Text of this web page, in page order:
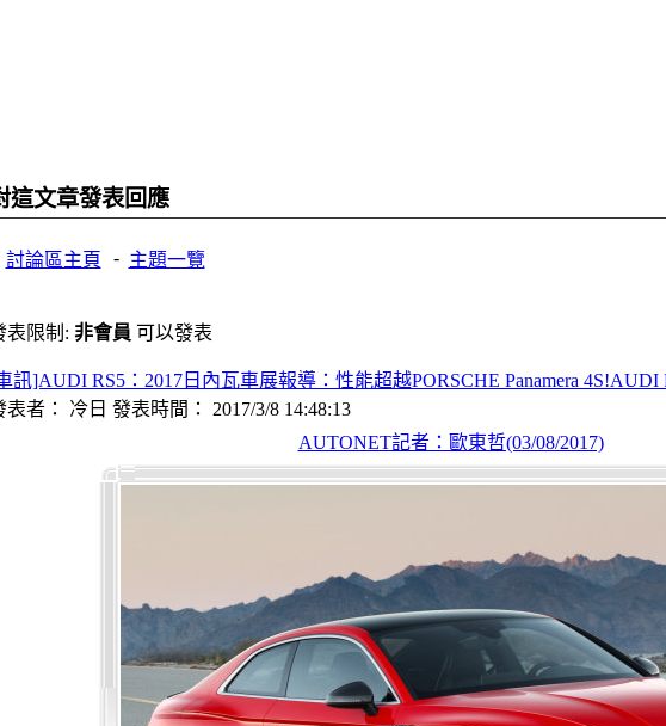
這文章發表回應
討論區主頁 - 主題一覽
表限制: 非會員 可以發表
訊]AUDI RS5：2017日內瓦車展報導：性能超越PORSCHE Panamera 4S!AUDI
表者： 冷日 發表時間： 2017/3/8 14:48:13
AUTONET記者：歐東哲(03/08/2017)